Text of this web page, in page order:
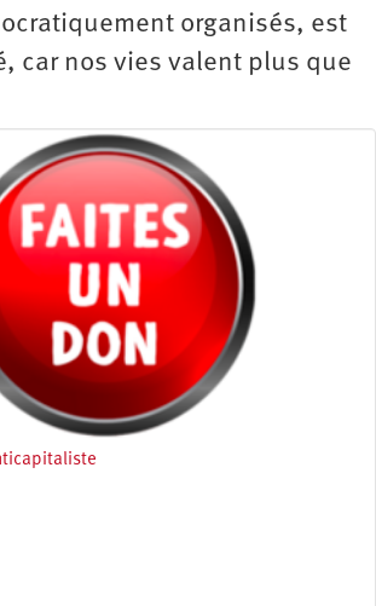
organisés, est
car nos vies valent plus que